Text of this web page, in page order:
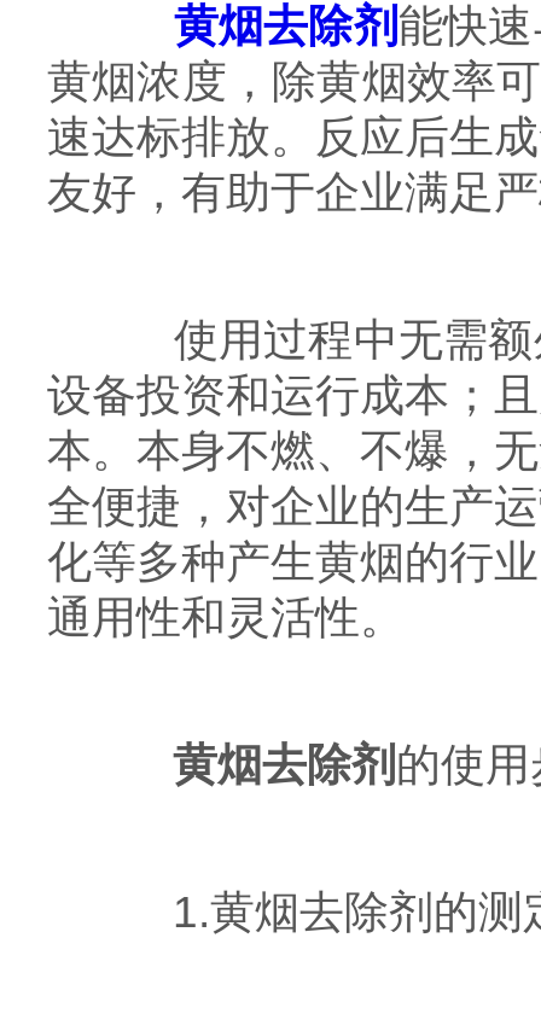
黄烟去除剂能快
黄烟浓度，除黄烟效率
速达标排放。反应后生
友好，有助于企业满足
使用过程中无需额
设备投资和运行成本；
本。本身不燃、不爆，
全便捷，对企业的生产
化等多种产生黄烟的行
通用性和灵活性。
黄烟去除剂 的使
1.黄烟去除剂的测